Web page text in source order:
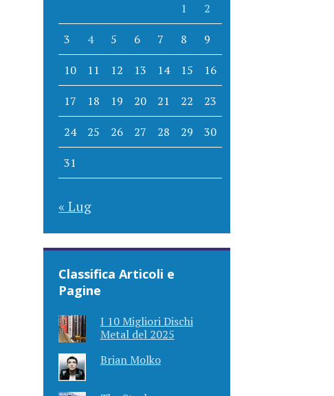
1 2
3 4 5 6 7 8 9
10 11 12 13 14 15 16
17 18 19 20 21 22 23
24 25 26 27 28 29 30
31
« Lug
Classifica Articoli e
Pagine
I 10 Migliori Dischi
Metal del 2025
Brian Molko